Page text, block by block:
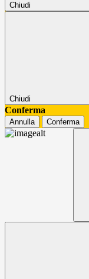
Chiudi
Chiudi
Conferma
Annulla Conferma